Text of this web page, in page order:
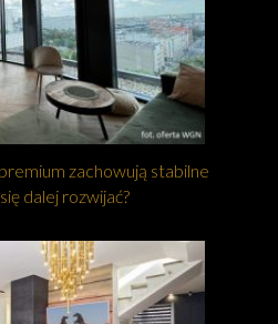
zachowują stabilne
dalej rozwijać?